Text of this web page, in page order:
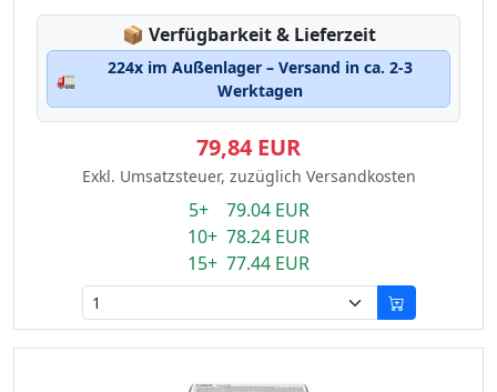
📦 Lagerstatus:
Verfügbarkeit & Lieferzeit
🚛
224x im Außenlager – Versand in ca. 2-3
Werktagen
79,84 EUR
Exkl. Umsatzsteuer, zuzüglich Versandkosten
5+ 79.04 EUR
10+ 78.24 EUR
15+ 77.44 EUR